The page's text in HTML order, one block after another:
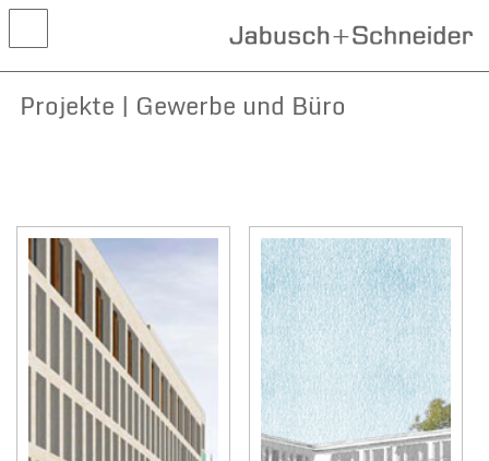
Projekte | Gewerbe und Büro
Aktuelles
Kontakt